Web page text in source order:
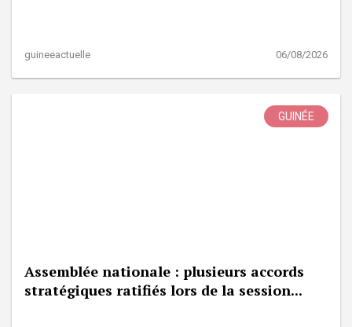
guineeactuelle 06/08/2026
GUINÉE
Assemblée nationale : plusieurs accords
stratégiques ratifiés lors de la session...